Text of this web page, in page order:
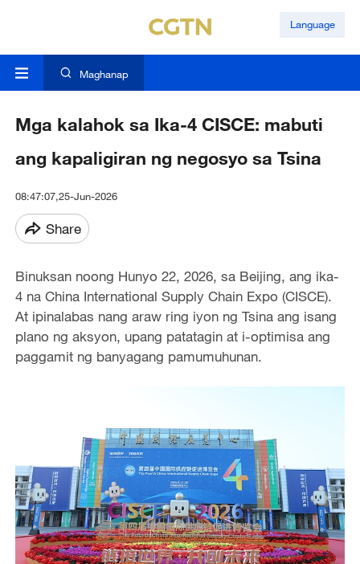
Language
Maghanap
Mga kalahok sa Ika-4 CISCE: mabuti
ang kapaligiran ng negosyo sa Tsina
08:47:07,25-Jun-2026
Share
Binuksan noong Hunyo 22, 2026, sa Beijing, ang ika-
4 na China International Supply Chain Expo (CISCE).
At ipinalabas nang araw ring iyon ng Tsina ang isang
plano ng aksyon, upang patatagin at i-optimisa ang
paggamit ng banyagang pamumuhunan.